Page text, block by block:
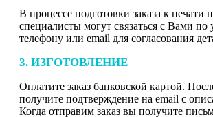
В процессе подготовки заказа к печати
специалисты могут связаться с Вами по
телефону или email для согласования
3. ИЗГОТОВЛЕНИЕ
Оплатите заказ банковской картой.
получите подтверждение на email с
Когда отправим заказ вы получите